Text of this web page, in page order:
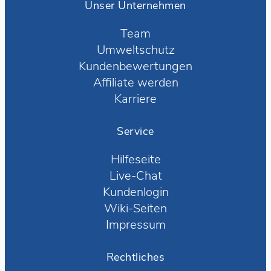
Unser Unternehmen
Team
Umweltschutz
Kundenbewertungen
Affiliate werden
Karriere
Service
Hilfeseite
Live-Chat
Kundenlogin
Wiki-Seiten
Impressum
Rechtliches